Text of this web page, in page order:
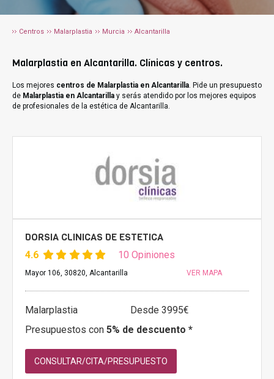
Centros Malarplastia Murcia Alcantarilla
Malarplastia en Alcantarilla. Clínicas y centros.
Los mejores centros de Malarplastia en Alcantarilla. Pide un presupuesto
de Malarplastia en Alcantarilla y serás atendido por los mejores equipos
de profesionales de la estética de Alcantarilla.
DORSIA CLINICAS DE ESTETICA
4.6 10 Opiniones
Mayor 106, 30820, Alcantarilla VER MAPA
Malarplastia
Desde 3995€
Presupuestos con 5% de descuento *
CONSULTAR/CITA/PRESUPUESTO